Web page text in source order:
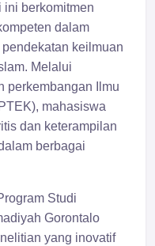
ini berkomitmen
dalam
keilmuan
Melalui
perkembangan Ilmu
mahasiswa
dan keterampilan
berbagai
Studi
Gorontalo
yang inovatif